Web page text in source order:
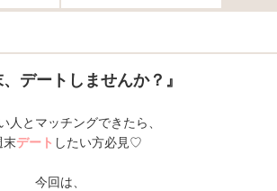
、デートしませんか？』
人とマッチングできたら、
末デート したい方必見♡
今回は、